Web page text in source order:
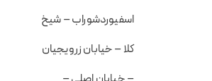
اسفیوردشوراب – شیخ
کلا – خیابان زرویجیان